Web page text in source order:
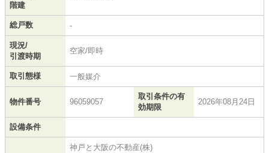
階建
総戸数 -
現況/
引渡時期
空家/即時
取引態様 一般媒介
物件番号 96059057
取引条件の有
効期限
2026年08月24日
設備条件
神戸と大阪の不動産(株)